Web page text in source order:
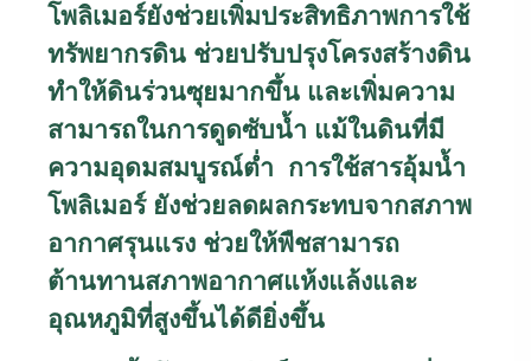
โพลิเมอร์ยังช่วยเพิ่มประสิทธิภาพการใช้
ทรัพยากรดิน ช่วยปรับปรุงโครงสร้างดิน
ทำให้ดินร่วนซุยมากขึ้น และเพิ่มความ
สามารถในการดูดซับน้ำ แม้ในดินที่มี
ความอุดมสมบูรณ์ต่ำ การใช้สารอุ้มน้ำ
โพลิเมอร์ ยังช่วยลดผลกระทบจากสภาพ
อากาศรุนแรง ช่วยให้พืชสามารถ
ต้านทานสภาพอากาศแห้งแล้งและ
อุณหภูมิที่สูงขึ้นได้ดียิ่งขึ้น